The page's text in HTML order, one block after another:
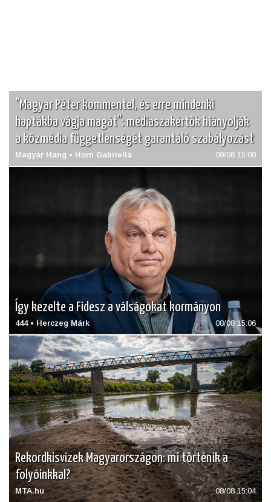
"Magyar Péter kommentel, és erre mindenki
haptákba vágja magát": médiaszakértők hiányolják
a közmédia függetlenségét garantáló szabályozást
Magyar Hang • Horn Gabriella 08/08 15:08
Így kezelte a Fidesz a válságokat kormányon
444 • Herczeg Márk 08/08 15:06
Rekordkisvizek Magyarországon: mi történik a
folyóinkkal?
MTA.hu 08/08 15:04